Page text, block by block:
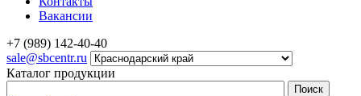
Вакансии
+7 (989) 142-40-40
sale@sbcentr.ru
Каталог продукции